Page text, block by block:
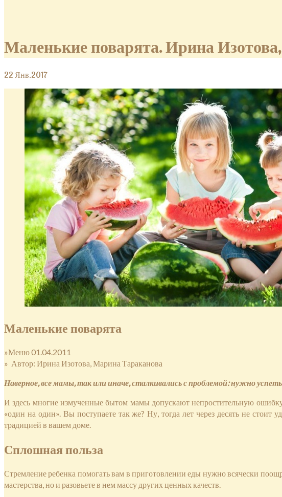
Маленькие поварята. Ирина
22 Янв.2017
Маленькие поварята
»Меню 01.04.2011
» Автор: Ирина Изотова, Марина Тараканова
Наверное, все мамы, так или иначе, сталкивались с проблемой: нужно
И здесь многие измученные бытом мамы допускают непростительную
«один на один». Вы поступаете так же? Ну, тогда лет через десять не
традицией в вашем доме.
Сплошная польза
Стремление ребенка помогать вам в приготовлении еды нужно всячески
мастерства, но и разовьете в нем массу других ценных качеств.